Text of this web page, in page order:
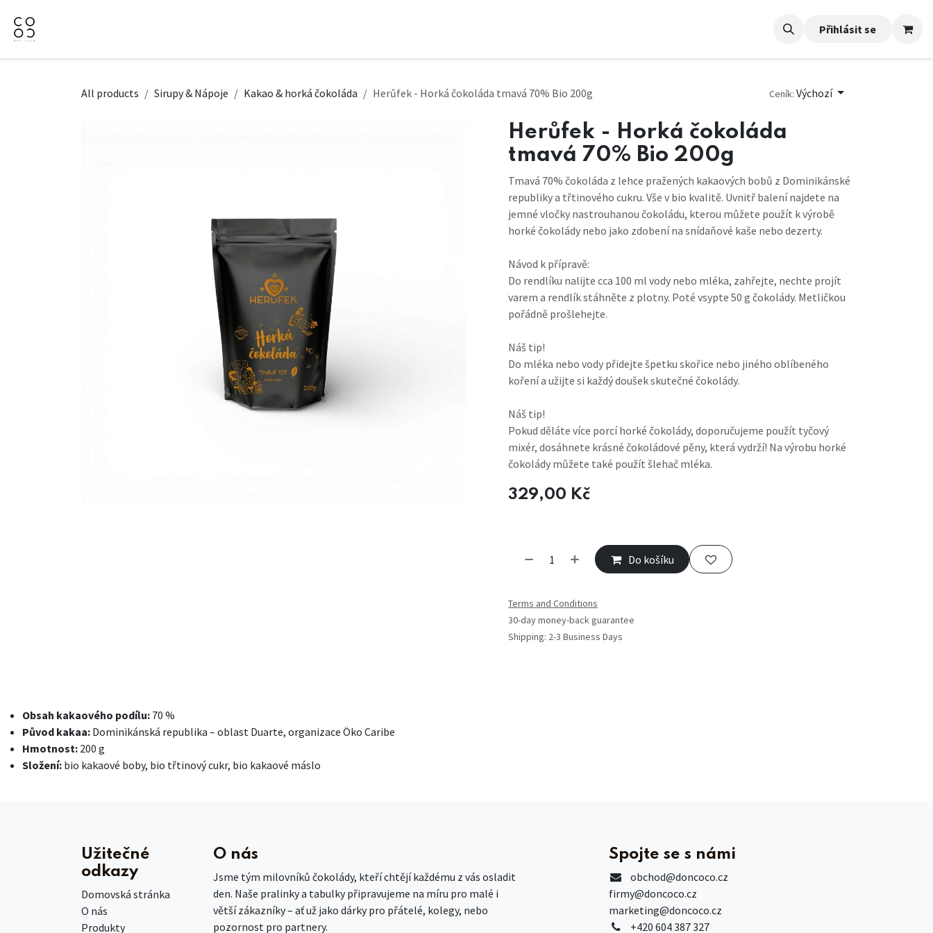
Přihlásit se
All products Sirupy & Nápoje Kakao & horká čokoláda Herůfek - Horká čokoláda tmavá 70% Bio 200g Ceník: Výchozí
Herůfek - Horká čokoláda
tmavá 70% Bio 200g
Tmavá 70% čokoláda z lehce pražených kakaových bobů z Dominikánské
republiky a třtinového cukru. Vše v bio kvalitě. Uvnitř balení najdete na
jemné vločky nastrouhanou čokoládu, kterou můžete použít k výrobě
horké čokolády nebo jako zdobení na snídaňové kaše nebo dezerty.
Návod k přípravě:
Do rendlíku nalijte cca 100 ml vody nebo mléka, zahřejte, nechte projít
varem a rendlík stáhněte z plotny. Poté vsypte 50 g čokolády. Metličkou
pořádně prošlehejte.
Náš tip!
Do mléka nebo vody přidejte špetku skořice nebo jiného oblíbeného
koření a užijte si každý doušek skutečné čokolády.
Náš tip!
Pokud děláte více porcí horké čokolády, doporučujeme použít tyčový
mixér, dosáhnete krásné čokoládové pěny, která vydrží! Na výrobu horké
čokolády můžete také použít šlehač mléka.
329,00 Kč
Do košíku
Terms and Conditions
30-day money-back guarantee
Shipping: 2-3 Business Days
Obsah kakaového podílu: 70 %
Původ kakaa: Dominikánská republika – oblast Duarte, organizace Öko Caribe
Hmotnost: 200 g
Složení: bio kakaové boby, bio třtinový cukr, bio kakaové máslo
Užitečné
odkazy
Domovská stránka
O nás
Produkty
O nás
Jsme tým milovníků čokolády, kteří chtějí každému z vás osladit
den. Naše pralinky a tabulky připravujeme na míru pro malé i
větší zákazníky – ať už jako dárky pro přátelé, kolegy, nebo
pozornost pro partnery.
Spojte se s námi
obchod@doncoco.cz
firmy@doncoco.cz
marketing@doncoco.cz
+420 604 387 327